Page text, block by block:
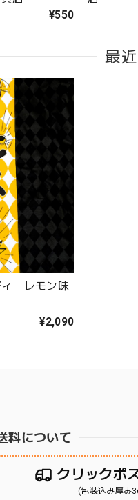
¥550
最
ィ レモン味
¥2,090
料について
クリックポ
(包装込み厚み